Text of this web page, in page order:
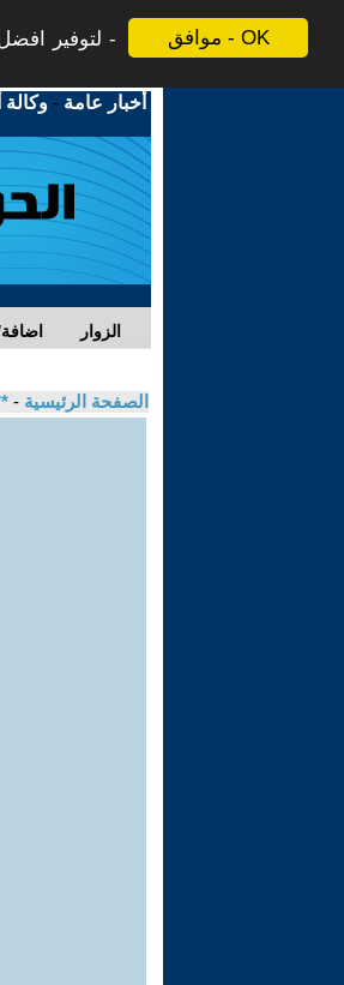
موافق - OK
لتوفير
أخبار عامة -وكالة
الزوار
الصفحة الرئيسية -